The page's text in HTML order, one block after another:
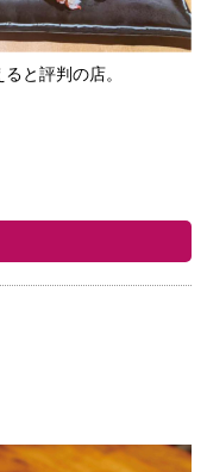
と評判の店。